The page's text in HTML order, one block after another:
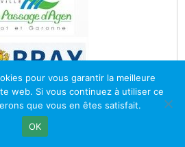
pour vous garantir la meilleure
web. Si vous continuez à utiliser ce
que vous en êtes satisfait.
OK